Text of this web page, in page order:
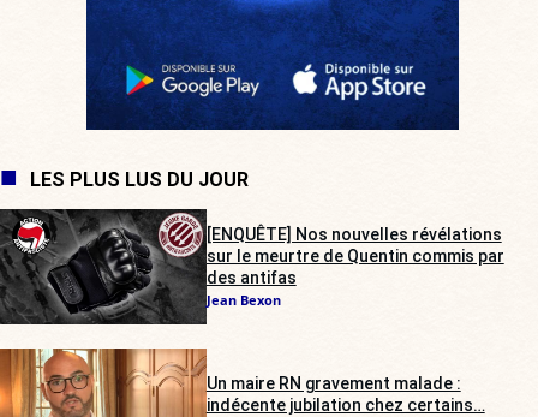
LES PLUS LUS DU JOUR
[ENQUÊTE] Nos nouvelles révélations
sur le meurtre de Quentin commis par
des antifas
Jean Bexon
Un maire RN gravement malade :
indécente jubilation chez certains…